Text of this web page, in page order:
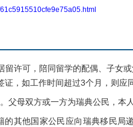
可，陪同留学的配偶、子女
，如工作时间超过3个月，则应
母双方或一方为瑞典公民，本
他国家公民应向瑞典移民局